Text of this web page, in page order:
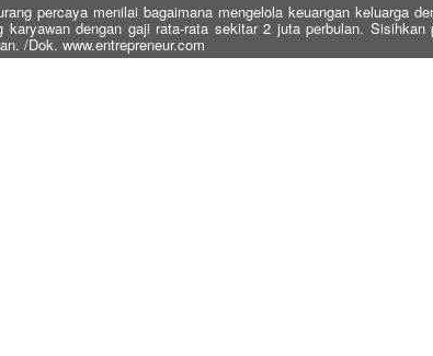
percaya menilai bagaimana mengelola keuangan keluarga
karyawan dengan gaji rata-rata sekitar 2 juta perbulan.
/Dok. www.entrepreneur.com